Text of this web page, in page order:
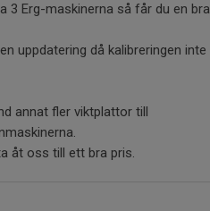
3 Erg-maskinerna så får du en bra
uppdatering då kalibreringen inte
annat fler viktplattor till
åt oss till ett bra pris.